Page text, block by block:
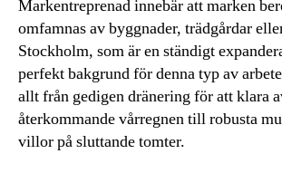
Markentreprenad innebär att marken
omfamnas av byggnader, trädgårdar
Stockholm, som är en ständigt
perfekt bakgrund för denna typ av
allt från gedigen dränering för att klara
återkommande vårregnen till robusta
villor på sluttande tomter.